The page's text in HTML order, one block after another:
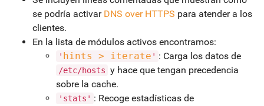
se podría activar DNS over HTTPS para atender a los
clientes.
En la lista de módulos activos encontramos:
' hints > iterate ' : Carga los datos de
/etc/hosts y hace que tengan precedencia
sobre la cache.
'stats' : Recoge estadísticas de